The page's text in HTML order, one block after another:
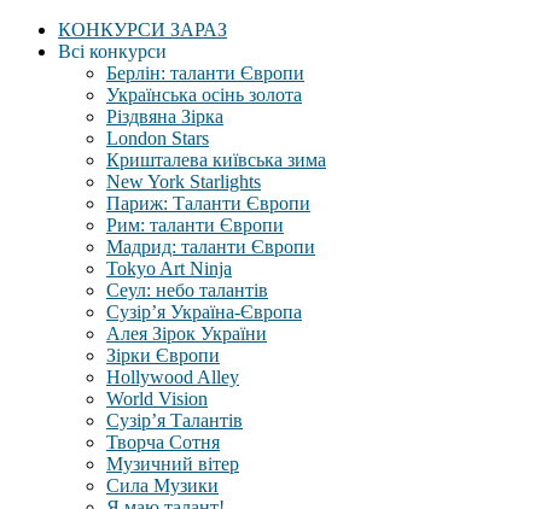
КОНКУРСИ ЗАРАЗ
Всі конкурси
Берлін: таланти Європи
Українська осінь золота
Різдвяна Зірка
London Stars
Кришталева київська зима
New York Starlights
Париж: Таланти Європи
Рим: таланти Європи
Мадрид: таланти Європи
Tokyo Art Ninja
Сеул: небо талантів
Сузір’я Україна-Європа
Алея Зірок України
Зірки Європи
Hollywood Alley
World Vision
Сузір’я Талантів
Творча Сотня
Музичний вітер
Сила Музики